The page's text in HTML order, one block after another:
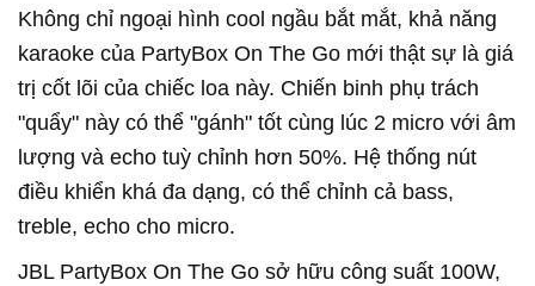
Không chỉ ngoại hình cool ngầu bắt mắt, khả năng
karaoke của PartyBox On The Go mới thật sự là giá
trị cốt lõi của chiếc loa này. Chiến binh phụ trách
"quẩy" này có thể "gánh" tốt cùng lúc 2 micro với âm
lượng và echo tuỳ chỉnh hơn 50%. Hệ thống nút
điều khiển khá đa dạng, có thể chỉnh cả bass,
treble, echo cho micro.
JBL PartyBox On The Go sở hữu công suất 100W,